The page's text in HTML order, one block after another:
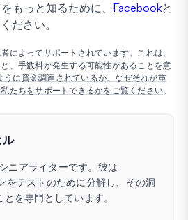
もっと知るために、 Facebookと
ださい。
によってサポートされています。これは、
、手数料が発生する可能性があることを意
うに資金調達されているか、なぜそれが重
たちをサポートできるかをご覧ください。
ル
ニアライターです。彼は
をテストのために分解し、その洞
を専門としています。